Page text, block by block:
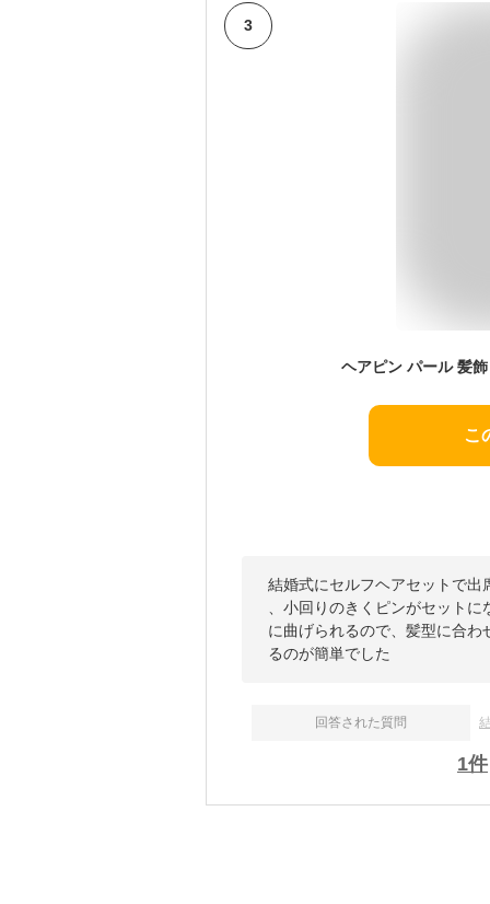
3
こ
結婚式にセルフヘアセットで
、小回りのきくピンがセット
に曲げられるので、髪型に合
るのが簡単でした
回答された質問
1件